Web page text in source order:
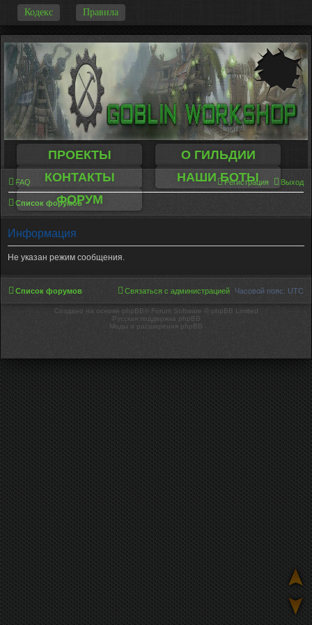
Кодекс Правила
ПРОЕКТЫ
О ГИЛЬДИИ
КОНТАКТЫ
НАШИ БОТЫ
ФОРУМ
FAQ Выход
Регистрация
Список форумов
Информация
Не указан режим сообщения.
Список форумов Часовой пояс: UTC
Связаться с администрацией
Создано на основе phpBB® Forum Software © phpBB Limited
Русская поддержка phpBB
Моды и расширения phpBB